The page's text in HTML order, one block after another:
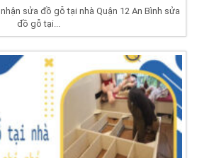
sửa đồ gỗ tại nhà Quận 12 An Bình sửa
đồ gỗ tại...